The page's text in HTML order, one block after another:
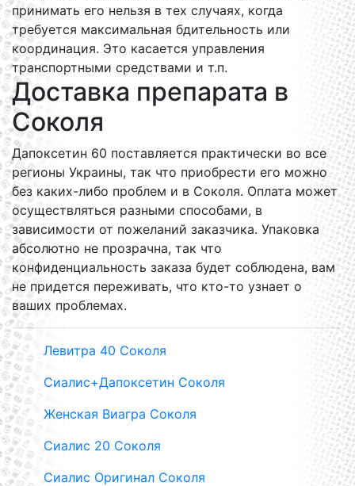
принимать его нельзя в тех случаях, когда
требуется максимальная бдительность или
координация. Это касается управления
транспортными средствами и т.п.
Доставка препарата в
Соколя
Дапоксетин 60 поставляется практически во все
регионы Украины, так что приобрести его можно
без каких-либо проблем и в Соколя. Оплата может
осуществляться разными способами, в
зависимости от пожеланий заказчика. Упаковка
абсолютно не прозрачна, так что
конфиденциальность заказа будет соблюдена, вам
не придется переживать, что кто-то узнает о
ваших проблемах.
Левитра 40 Соколя
Сиалис+Дапоксетин Соколя
Женская Виагра Соколя
Сиалис 20 Соколя
Сиалис Оригинал Соколя